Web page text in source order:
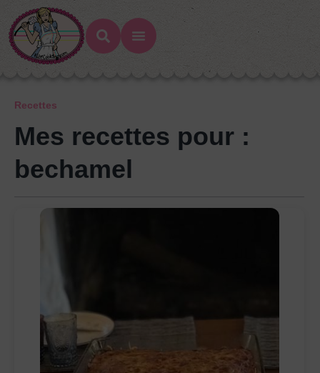
Recettes
Mes recettes pour :
bechamel